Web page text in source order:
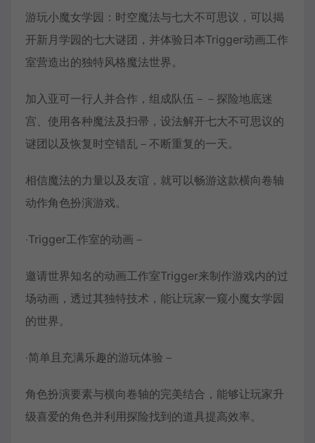
游玩小魔女学园：时空魔法与七大不可思议，可以揭
开新月学园的七大谜团，并体验日本Trigger动画工作
室营造出的独特风格魔法世界。
加入亚可一行人并合作，组成队伍－－探险地底迷
宫、使用各种魔法及扫帚，设法解开七大不可思议的
谜团以及恢复时空错乱－不断重复的一天。
相信魔法的力量以及友谊，就可以畅游这款横向卷轴
动作角色扮演游戏。
‧Trigger工作室的动画－
邀请世界知名的动画工作室Trigger来制作游戏内的过
场动画，透过其独特技术，能让玩家一窥小魔女学园
的世界。
‧简单且充满乐趣的游玩体验－
角色扮演要素与横向卷轴的完美结合，能够让玩家升
级喜爱的角色并利用探险找到的道具提高效率。